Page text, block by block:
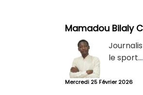
Mamadou Bilaly
le sport....
Mercredi 25 Février 2026